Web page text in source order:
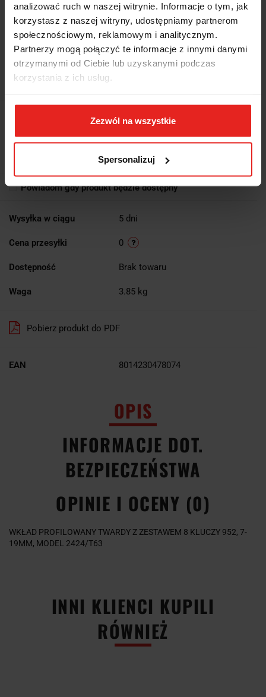
analizować ruch w naszej witrynie. Informacje o tym, jak
korzystasz z naszej witryny, udostępniamy partnerom
społecznościowym, reklamowym i analitycznym.
Partnerzy mogą połączyć te informacje z innymi danymi
otrzymanymi od Ciebie lub uzyskanymi podczas
korzystania z ich usług.
Zezwól na wszystkie
Spersonalizuj
Symbol:2424/T63
WKŁAD PROFILOWANY TWARDY Z ZESTAWEM 8 KLUCZY 952, 7-
1224.34
Powiadom gdy produkt będzie dostępny
Wysyłka w ciągu 5 dni
Cena przesyłki 0
Dostępność Brak towaru
Waga 3.85 kg
Pobierz produkt do PDF
EAN 8014230478074
OPIS
INFORMACJE DOT.
BEZPIECZEŃSTWA
OPINIE I OCENY (0)
WKŁAD PROFILOWANY TWARDY Z ZESTAWEM 8 KLUCZY 952, 7-
19MM, MODEL 2424/T63
INNI KLIENCI KUPILI
RÓWNIEŻ